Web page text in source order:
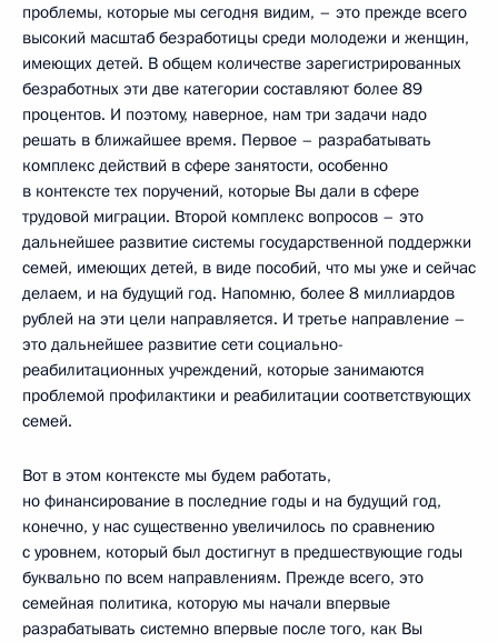
проблемы, которые мы сегодня видим, – это прежде всего
высокий масштаб безработицы среди молодежи и женщин,
имеющих детей. В общем количестве зарегистрированных
безработных эти две категории составляют более 89
процентов. И поэтому, наверное, нам три задачи надо
решать в ближайшее время. Первое – разрабатывать
комплекс действий в сфере занятости, особенно
в контексте тех поручений, которые Вы дали в сфере
трудовой миграции. Второй комплекс вопросов – это
дальнейшее развитие системы государственной поддержки
семей, имеющих детей, в виде пособий, что мы уже и сейчас
делаем, и на будущий год. Напомню, более 8 миллиардов
рублей на эти цели направляется. И третье направление –
это дальнейшее развитие сети социально-
реабилитационных учреждений, которые занимаются
проблемой профилактики и реабилитации соответствующих
семей.
Вот в этом контексте мы будем работать,
но финансирование в последние годы и на будущий год,
конечно, у нас существенно увеличилось по сравнению
с уровнем, который был достигнут в предшествующие годы
буквально по всем направлениям. Прежде всего, это
семейная политика, которую мы начали впервые
разрабатывать системно впервые после того, как Вы